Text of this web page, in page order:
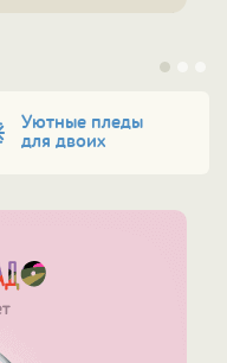
Уютные пледы
для двоих